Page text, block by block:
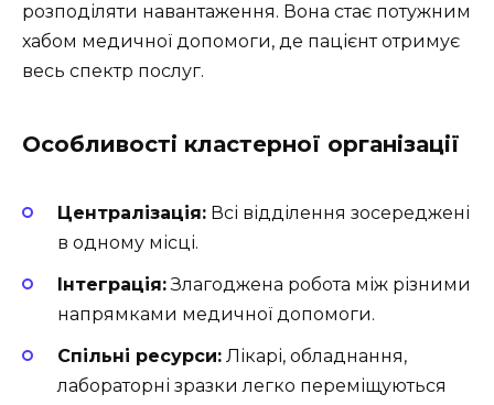
розподіляти навантаження. Вона стає потужним
хабом медичної допомоги, де пацієнт отримує
весь спектр послуг.
Особливості кластерної організації
Централізація: Всі відділення зосереджені
в одному місці.
Інтеграція:Злагоджена робота між різними
напрямками медичної допомоги.
Спільні ресурси: Лікарі, обладнання,
лабораторні зразки легко переміщуються